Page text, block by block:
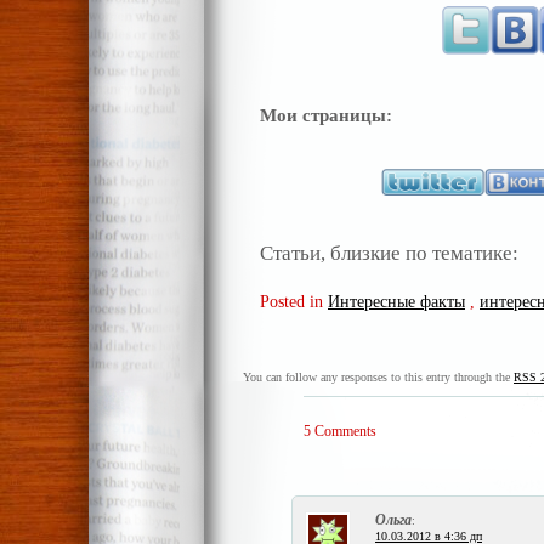
Мои страницы:
Статьи, близкие по тематике:
Posted in Интересные факты ,
You can follow any responses to this entry through the RSS
5 Comments
Ольга:
10.03.2012 в 4:36 дп